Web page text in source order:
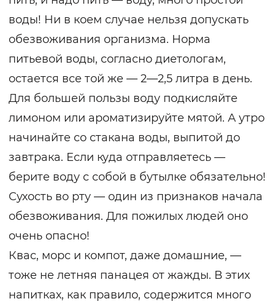
воды! Ни в коем случае нельзя допускать
обезвоживания организма. Норма
питьевой воды, согласно диетологам,
остается все той же — 2—2,5 литра в день.
Для большей пользы воду подкисляйте
лимоном или ароматизируйте мятой. А утро
начинайте со стакана воды, выпитой до
завтрака. Если куда отправляетесь —
берите воду с собой в бутылке обязательно!
Сухость во рту — один из признаков начала
обезвоживания. Для пожилых людей оно
очень опасно!
Квас, морс и компот, даже домашние, —
тоже не летняя панацея от жажды. В этих
напитках, как правило, содержится много